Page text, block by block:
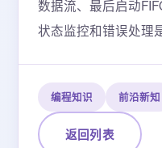
编程知识 前沿新知
返回列表